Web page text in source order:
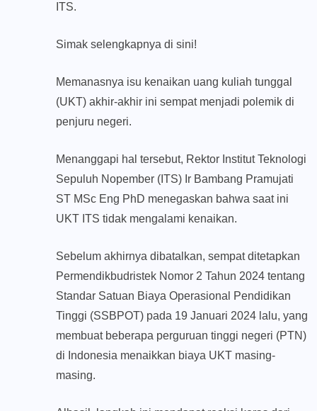
ITS.
Simak selengkapnya di sini!
Memanasnya isu kenaikan uang kuliah tunggal
(UKT) akhir-akhir ini sempat menjadi polemik di
penjuru negeri.
Menanggapi hal tersebut, Rektor Institut Teknologi
Sepuluh Nopember (ITS) Ir Bambang Pramujati
ST MSc Eng PhD menegaskan bahwa saat ini
UKT ITS tidak mengalami kenaikan.
Sebelum akhirnya dibatalkan, sempat ditetapkan
Permendikbudristek Nomor 2 Tahun 2024 tentang
Standar Satuan Biaya Operasional Pendidikan
Tinggi (SSBPOT) pada 19 Januari 2024 lalu, yang
membuat beberapa perguruan tinggi negeri (PTN)
di Indonesia menaikkan biaya UKT masing-
masing.